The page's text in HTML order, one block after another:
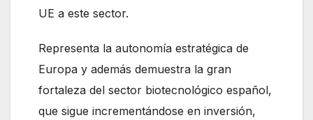
UE a este sector.
Representa la autonomía estratégica de
Europa y además demuestra la gran
fortaleza del sector biotecnológico español,
que sigue incrementándose en inversión,